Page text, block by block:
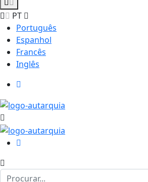
PT
Português
Espanhol
Francês
Inglês